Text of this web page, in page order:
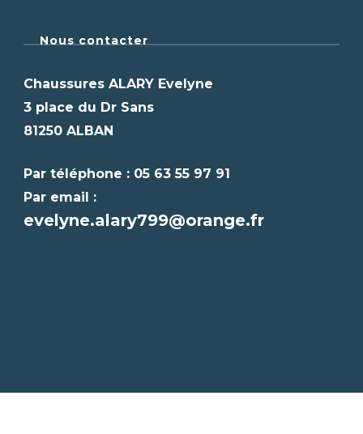
Nous contacter
Chaussures ALARY Evelyne
3 place du Dr Sans
81250 ALBAN
Par téléphone : 05 63 55 97 91
Par email :
evelyne.alary799@orange.fr